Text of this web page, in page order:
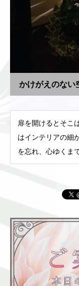
かけがえのな
扉を開けるとそこ
はインテリアの細
を忘れ、心ゆくま